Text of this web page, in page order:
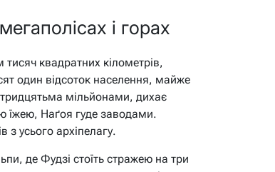
і горах
тисяч квадратних кілометрів,
один відсоток населення, майже
мільйонами, дихає
їжею, Наґоя гуде заводами.
з усього архіпелагу.
де Фудзі стоїть стражею на три